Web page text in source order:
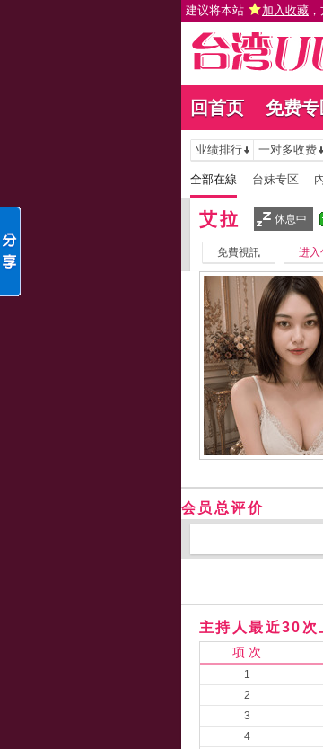
建议将本站 加入收藏
回首页 免费专
业绩排行 一对多收费
全部在線 台妹专区
艾拉 休息中
免費視訊 进入
会员总评价
主持人最近30次
项 次
1
2
3
4